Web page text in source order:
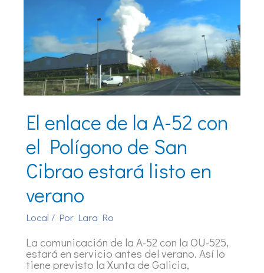
El enlace de la A-52 con
el Polígono de San
Cibrao estará listo en
verano
Local / Por Lara Ro
La comunicación de la A-52 con la OU-525,
estará en servicio antes del verano. Así lo
tiene previsto la Xunta de Galicia,